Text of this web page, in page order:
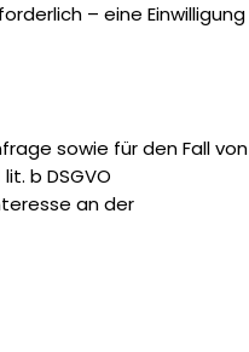
– eine Einwilligung
sowie für den Fall von
b DSGVO
an der